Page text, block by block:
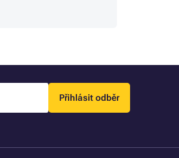
Přihlásit odběr